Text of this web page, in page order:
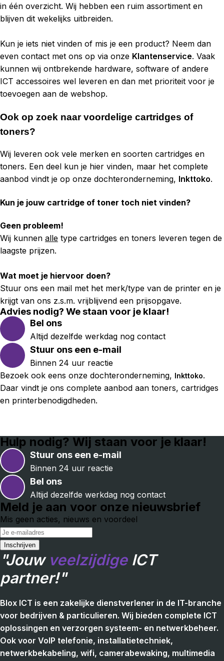
in één overzicht. Wij hebben een ruim assortiment en
blijven dit wekelijks uitbreiden.
Kun je iets niet vinden of mis je een product? Neem dan
even contact met ons op via onze Klantenservice. Vaak
kunnen wij ontbrekende hardware, software of andere
ICT accessoires wel leveren en dan met prioriteit voor je
toevoegen aan de webshop.
Ook op zoek naar voordelige cartridges of
toners?
Wij leveren ook vele merken en soorten cartridges en
toners. Een deel kun je hier vinden, maar het complete
aanbod vindt je op onze dochteronderneming, Inkttoko.
Kun je jouw cartridge of toner toch niet vinden?
Geen probleem!
Wij kunnen alle type cartridges en toners leveren tegen de
laagste prijzen.
Wat moet je hiervoor doen?
Stuur ons een mail met het merk/type van de printer en je
krijgt van ons z.s.m. vrijblijvend een prijsopgave.
Advies nodig? We staan voor je klaar!
Bel ons
Altijd dezelfde werkdag nog contact
Stuur ons een e-mail
Binnen 24 uur reactie
Bezoek ook eens onze dochteronderneming, Inkttoko.
Daar vindt je ons complete aanbod aan toners, cartridges
en printerbenodigdheden.
Hulp nodig? Wij staan voor je klaar!
Stuur ons een e-mail
Binnen 24 uur reactie
Bel ons
Altijd dezelfde werkdag nog contact
Meld je aan voor onze nieuwsbrief
Mis geen acties, nieuws en voordeel
"Jouw veelzijdigeICT
partner!"
Blox ICT is een zakelijke dienstverlener in de IT-branche
voor bedrijven & particulieren. Wij bieden complete ICT
oplossingen en verzorgen systeem- en netwerkbeheer.
Ook voor VoIP telefonie, installatietechniek,
netwerkbekabeling, wifi, camerabewaking, multimedia